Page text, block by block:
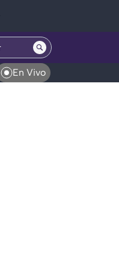
En Vivo